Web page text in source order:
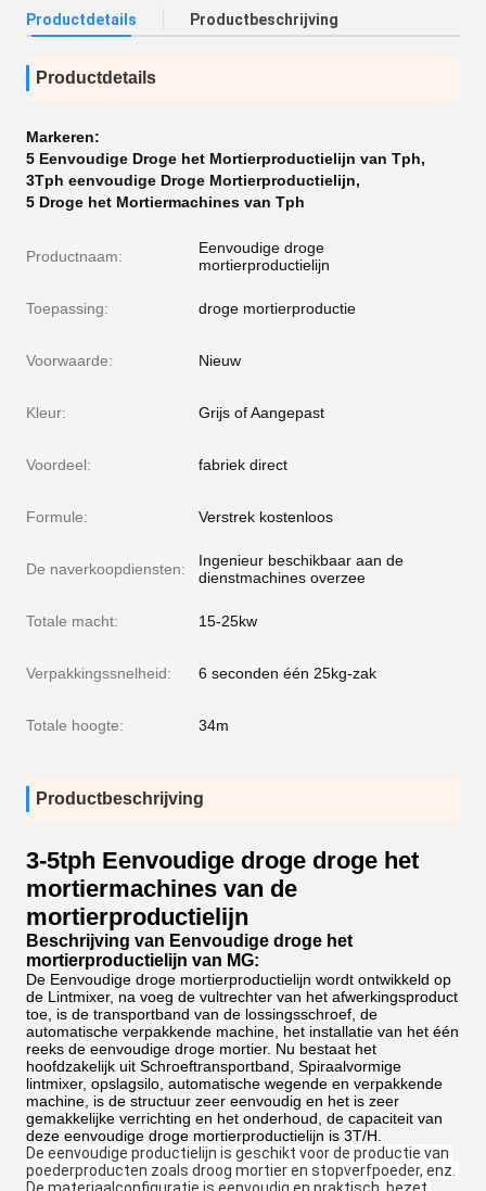
Productdetails Productbeschrijving
Productdetails
Markeren:
5 Eenvoudige Droge het Mortierproductielijn van Tph,
3Tph eenvoudige Droge Mortierproductielijn,
5 Droge het Mortiermachines van Tph
Productnaam:
Eenvoudige droge
mortierproductielijn
Toepassing: droge mortierproductie
Voorwaarde: Nieuw
Kleur: Grijs of Aangepast
Voordeel: fabriek direct
Formule: Verstrek kostenloos
De naverkoopdiensten:
Ingenieur beschikbaar aan de
dienstmachines overzee
Totale macht: 15-25kw
Verpakkingssnelheid: 6 seconden één 25kg-zak
Totale hoogte: 34m
Productbeschrijving
3-5tph Eenvoudige droge droge het
mortiermachines van de
mortierproductielijn
Beschrijving van Eenvoudige droge het
mortierproductielijn van MG:
De Eenvoudige droge mortierproductielijn wordt ontwikkeld op
de Lintmixer, na voeg de vultrechter van het afwerkingsproduct
toe, is de transportband van de lossingsschroef, de
automatische verpakkende machine, het installatie van het één
reeks de eenvoudige droge mortier. Nu bestaat het
hoofdzakelijk uit Schroeftransportband, Spiraalvormige
lintmixer, opslagsilo, automatische wegende en verpakkende
machine, is de structuur zeer eenvoudig en het is zeer
gemakkelijke verrichting en het onderhoud, de capaciteit van
deze eenvoudige droge mortierproductielijn is 3T/H.
De eenvoudige productielijn is geschikt voor de productie van
poederproducten zoals droog mortier en stopverfpoeder, enz.